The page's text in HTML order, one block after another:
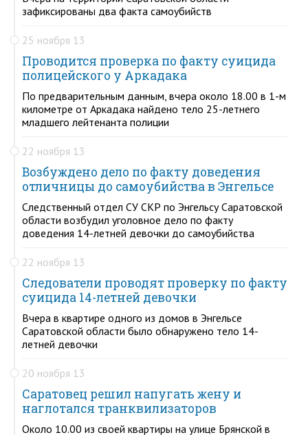
зафиксированы два факта самоубийств
25 ноября 13
Проводится проверка по факту суицида
полицейского у Аркадака
По предварительным данным, вчера около 18.00 в 1-м
километре от Аркадака найдено тело 25-летнего
младшего лейтенанта полиции
22 ноября 13
Возбуждено дело по факту доведения
отличницы до самоубийства в Энгельсе
Следственный отдел СУ СКР по Энгельсу Саратовской
области возбудил уголовное дело по факту
доведения 14-летней девочки до самоубийства
22 ноября 13
Следователи проводят проверку по факту
суицида 14-летней девочки
Вчера в квартире одного из домов в Энгельсе
Саратовской области было обнаружено тело 14-
летней девочки
20 ноября 13
Саратовец решил напугать жену и
наглотался транквилизаторов
Около 10.00 из своей квартиры на улице Брянской в